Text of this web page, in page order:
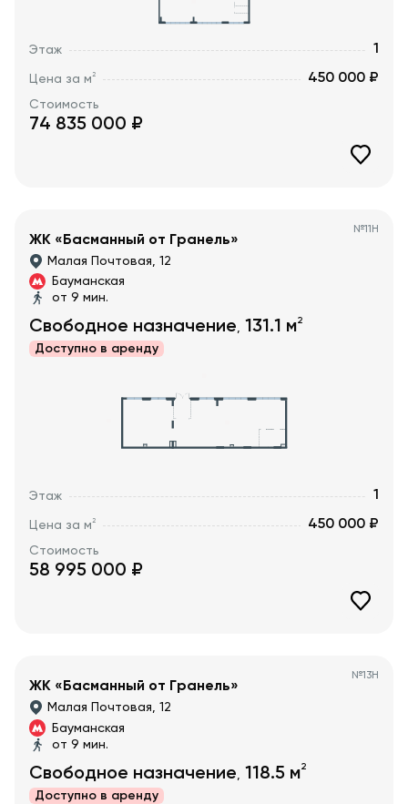
Этаж 1
Цена за м2 450 000 ₽
Стоимость
74 835 000 ₽
№11Н
ЖК «Басманный от Гранель»
Малая Почтовая, 12
Бауманская
от 9 мин.
Свободное назначение, 131.1 м2
Доступно в аренду
Этаж 1
Цена за м2 450 000 ₽
Стоимость
58 995 000 ₽
№13Н
ЖК «Басманный от Гранель»
Малая Почтовая, 12
Бауманская
от 9 мин.
Свободное назначение, 118.5 м2
Доступно в аренду